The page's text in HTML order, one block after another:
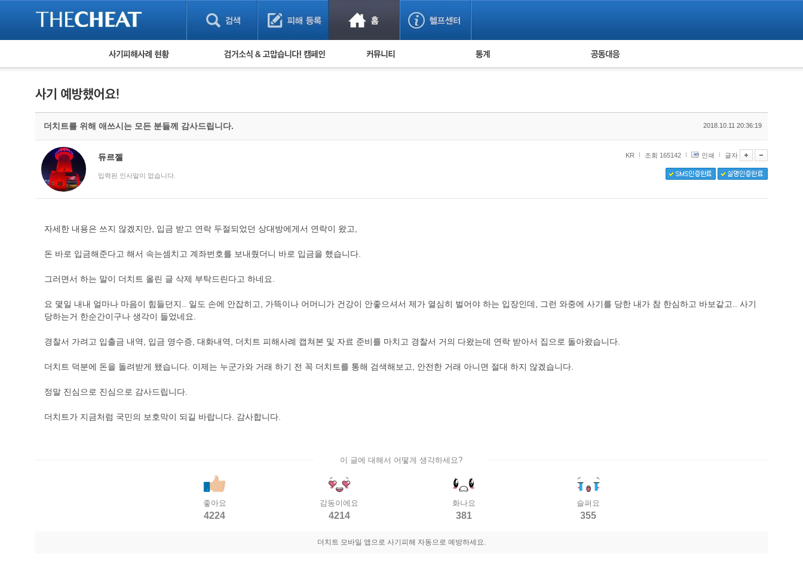
피해사례 현황
게임 · 비실물 피해사례
보이스피싱 피해사례
유해사이트 목록
비공개 피해사례
검거 소식 사기 예방했어요! 누적 피해사례 통계 피해자 공동대응
더치트를 위해 애쓰시는 모든 분들께 감사드립니다. 2018.10.11 20:36:19
듀르젤
입력된 인사말이 없습니다.
KR 조회 165142 인쇄 글자
자세한 내용은 쓰지 않겠지만, 입금 받고 연락 두절되었던 상대방에게서 연락이 왔고,
돈 바로 입금해준다고 해서 속는셈치고 계좌번호를 보내줬더니 바로 입금을 했습니다.
그러면서 하는 말이 더치트 올린 글 삭제 부탁드린다고 하네요.
요 몇일 내내 얼마나 마음이 힘들던지.. 일도 손에 안잡히고, 가뜩이나 어머니가 건강이 안좋으셔서 제가 열심히 벌어야 하는 입장인데, 그런 와중에 사기를 당한 내가 참 한심하고 바보같고.. 사기
당하는거 한순간이구나 생각이 들었네요.
경찰서 가려고 입출금 내역, 입금 영수증, 대화내역, 더치트 피해사례 캡쳐본 및 자료 준비를 마치고 경찰서 거의 다왔는데 연락 받아서 집으로 돌아왔습니다.
더치트 덕분에 돈을 돌려받게 됐습니다. 이제는 누군가와 거래 하기 전 꼭 더치트를 통해 검색해보고, 안전한 거래 아니면 절대 하지 않겠습니다.
정말 진심으로 진심으로 감사드립니다.
더치트가 지금처럼 국민의 보호막이 되길 바랍니다. 감사합니다.
이 글에 대해서 어떻게 생각하세요?
좋아요
4224
감동이에요
4214
화나요
381
슬퍼요
355
더치트 모바일 앱으로 사기피해 자동으로 예방하세요.